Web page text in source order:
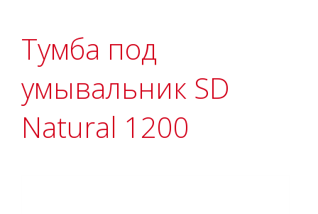
Тумба под
умывальник SD
Natural 1200